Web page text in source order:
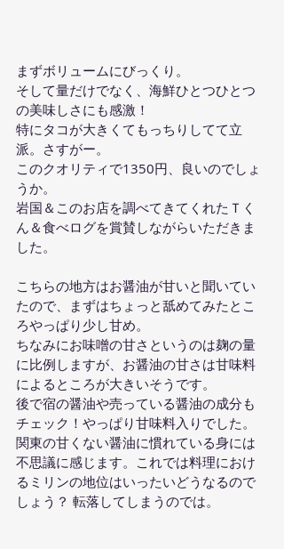
まずボリュームにびっくり。
そして量だけでなく、海鮮ひとつひとつ
の美味しさにも感激！
特にタコが大きくてもっちりしてて立
派。さすがー。
このクオリティで1350円、良いのでしょ
うか。
岩国＆このお店を調べてきてくれたＴく
ん＆食べログを賞賛しながらいただきま
した。
こちらの地方はお醤油が甘いと聞いてい
たので、まずはちょっと舐めてみたとこ
ろやっぱり少し甘め。
ちなみにお味噌の甘さというのは麹の量
に比例しますが、お醤油の甘さは甘味料
によるところが大きいそうです。
後で宿の醤油や売っている醤油の成分も
チェック！やっぱり甘味料入りでした。
関東の甘くない醤油に慣れている身には
不思議に感じます。これでは料理におけ
るミリンの地位はいったいどうなるので
しょう？ 転落してしまうのでは。